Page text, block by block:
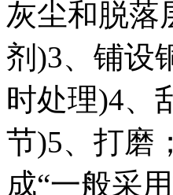
灰尘和脱落
剂)3、铺设
时处理)4、
节)5、打磨
成“一般采